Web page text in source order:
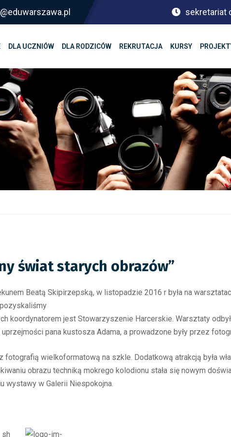
sekretariat
DLA UCZNIÓW DLA RODZICÓW REKRUTACJA KURSY
świat starych obrazów”
Beatą Skipirzepską, w listopadzie 2016 r była na
koordynatorem jest Stowarzyszenie Harcerskie. Warsztaty
pana kustosza Adama, a prowadzone były przez
wielkoformatową na szkle. Dodatkową atrakcją była
obrazu techniką mokrego kolodionu stała się nowym
wystawy w Galerii Niespokojna.